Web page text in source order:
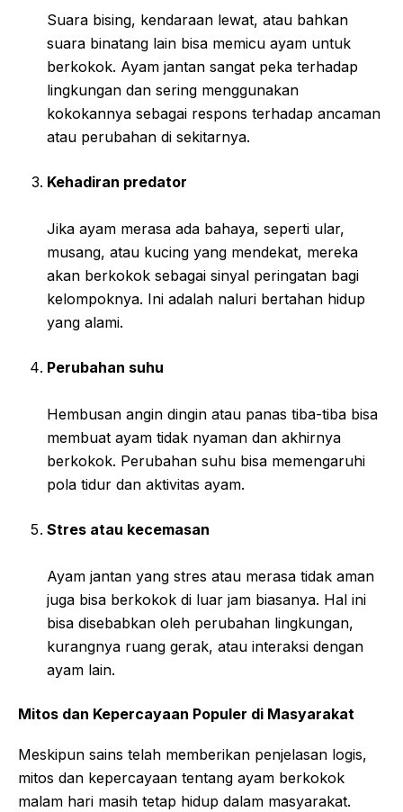
Suara bising, kendaraan lewat, atau bahkan
suara binatang lain bisa memicu ayam untuk
berkokok. Ayam jantan sangat peka terhadap
lingkungan dan sering menggunakan
kokokannya sebagai respons terhadap ancaman
atau perubahan di sekitarnya.
Kehadiran predator
Jika ayam merasa ada bahaya, seperti ular,
musang, atau kucing yang mendekat, mereka
akan berkokok sebagai sinyal peringatan bagi
kelompoknya. Ini adalah naluri bertahan hidup
yang alami.
Perubahan suhu
Hembusan angin dingin atau panas tiba-tiba bisa
membuat ayam tidak nyaman dan akhirnya
berkokok. Perubahan suhu bisa memengaruhi
pola tidur dan aktivitas ayam.
Stres atau kecemasan
Ayam jantan yang stres atau merasa tidak aman
juga bisa berkokok di luar jam biasanya. Hal ini
bisa disebabkan oleh perubahan lingkungan,
kurangnya ruang gerak, atau interaksi dengan
ayam lain.
Mitos dan Kepercayaan Populer di Masyarakat
Meskipun sains telah memberikan penjelasan logis,
mitos dan kepercayaan tentang ayam berkokok
malam hari masih tetap hidup dalam masyarakat.